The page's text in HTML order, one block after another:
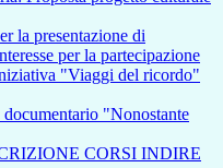
la presentazione di
per la partecipazione
"Viaggi del ricordo"
documentario "Nonostante
CORSI INDIRE